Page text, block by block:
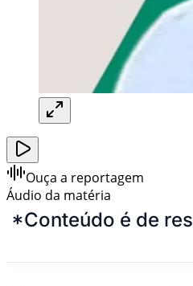
Ouça a reportagem
Áudio da matéria
*Conteúdo é de